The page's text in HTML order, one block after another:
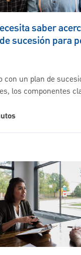
saber
sucesión para
con un plan de
los componentes